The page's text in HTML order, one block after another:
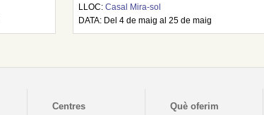
LLOC:Casal Mira-sol
DATA: Del 4 de maig al 25 de maig
Centres Què oferim